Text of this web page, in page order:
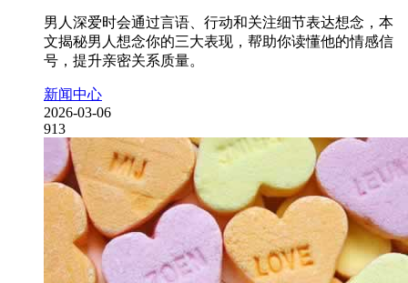
男人深爱时会通过言语、行动和关注细节表达想念，本
文揭秘男人想念你的三大表现，帮助你读懂他的情感信
号，提升亲密关系质量。
新闻中心
2026-03-06
913